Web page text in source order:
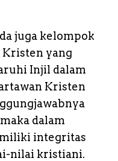
juga kelompok
yang
Injil dalam
Kristen
dalam
integritas
nilai kristiani.